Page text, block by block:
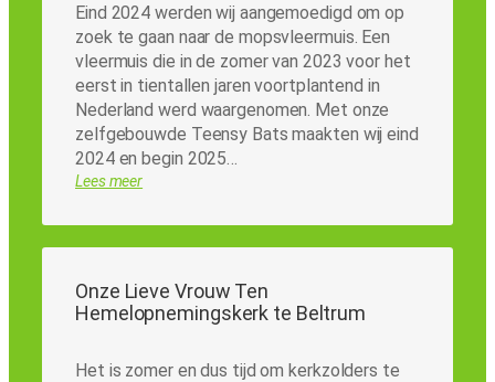
Eind 2024 werden wij aangemoedigd om op
zoek te gaan naar de mopsvleermuis. Een
vleermuis die in de zomer van 2023 voor het
eerst in tientallen jaren voortplantend in
Nederland werd waargenomen. Met onze
zelfgebouwde Teensy Bats maakten wij eind
2024 en begin 2025…
Lees meer
Onze Lieve Vrouw Ten
Hemelopnemingskerk te Beltrum
Het is zomer en dus tijd om kerkzolders te